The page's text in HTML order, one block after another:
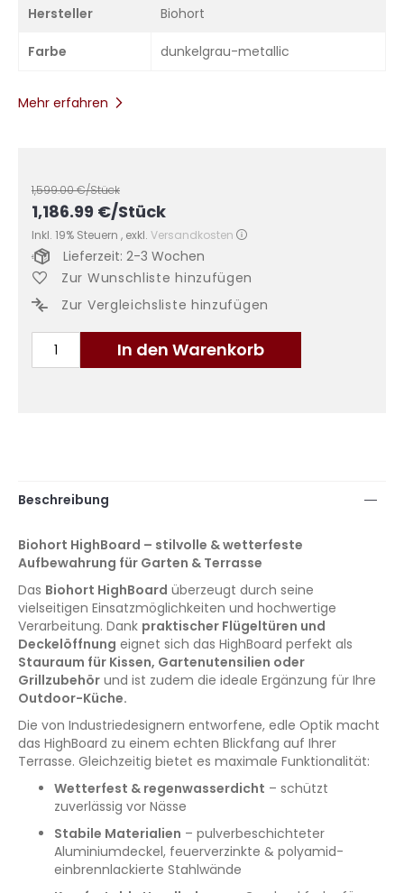
Hersteller Biohort
Farbe dunkelgrau-metallic
Mehr erfahren
1,599.00€/Stück
1,186.99 €/Stück
Inkl. 19% Steuern , exkl. Versandkosten
In den Warenkorb
Lieferzeit: 2-3 Wochen
Zur Wunschliste hinzufügen
Zur Vergleichsliste hinzufügen
Beschreibung
Biohort HighBoard – stilvolle & wetterfeste
Aufbewahrung für Garten & Terrasse
Das Biohort HighBoard überzeugt durch seine
vielseitigen Einsatzmöglichkeiten und hochwertige
Verarbeitung. Dank praktischer Flügeltüren und
Deckelöffnung eignet sich das HighBoard perfekt als
Stauraum für Kissen, Gartenutensilien oder
Grillzubehör und ist zudem die ideale Ergänzung für Ihre
Outdoor-Küche.
Die von Industriedesignern entworfene, edle Optik macht
das HighBoard zu einem echten Blickfang auf Ihrer
Terrasse. Gleichzeitig bietet es maximale Funktionalität:
Wetterfest & regenwasserdicht – schützt
zuverlässig vor Nässe
Stabile Materialien – pulverbeschichteter
Aluminiumdeckel, feuerverzinkte & polyamid-
einbrennlackierte Stahlwände